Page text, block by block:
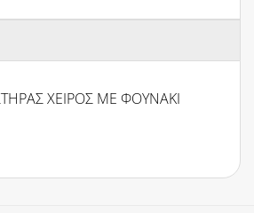
ΧΕΙΡΟΣ ΜΕ ΦΟΥΝΑΚΙ